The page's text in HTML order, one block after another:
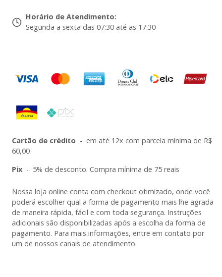
Horário de Atendimento:
Segunda a sexta das 07:30 até as 17:30
Cartão de crédito - em até 12x com parcela mínima de R$
60,00
Pix - 5% de desconto. Compra mínima de 75 reais
Nossa loja online conta com checkout otimizado, onde você
poderá escolher qual a forma de pagamento mais lhe agrada
de maneira rápida, fácil e com toda segurança. Instruções
adicionais são disponibilizadas após a escolha da forma de
pagamento. Para mais informações, entre em contato por
um de nossos canais de atendimento.